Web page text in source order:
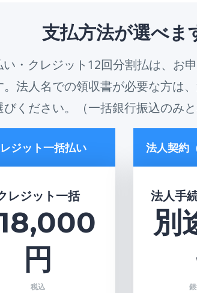
支払方法が選べま
・クレジット12回分割払は、お
法人名での領収書が必要な方は
びください。（一括銀行振込のみと
ジット一括払い
レジット一括
円
税込
法人契約
法人手
別